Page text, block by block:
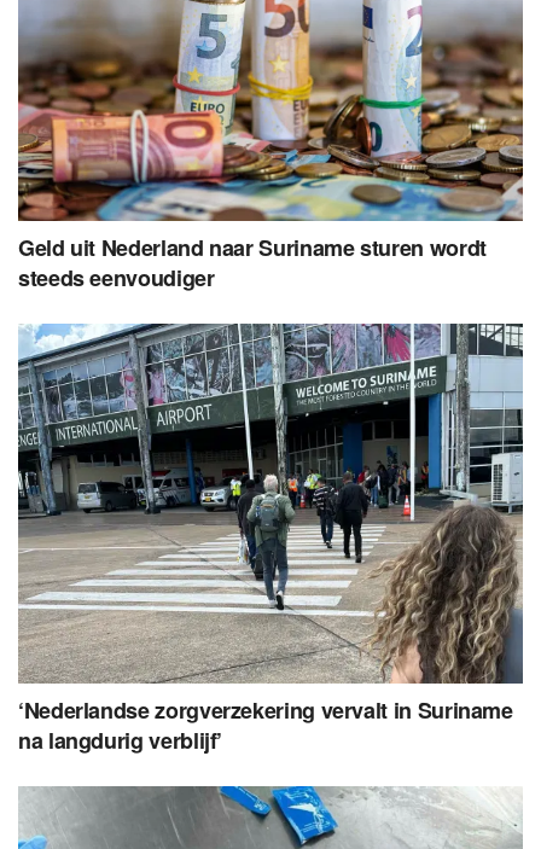
Geld uit Nederland naar Suriname sturen wordt
steeds eenvoudiger
‘Nederlandse zorgverzekering vervalt in Suriname
na langdurig verblijf’